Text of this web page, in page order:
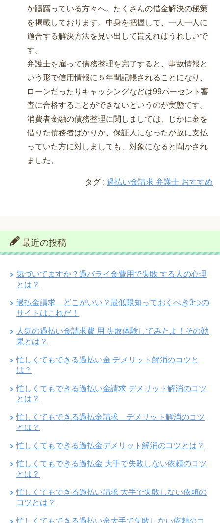
か躊躇っている方々へ。たくさんの借金解決の秘策
を掲載しております。中身を把握して、一人一人に
適合する解決方法を見い出して貰えればうれしいで
す。
弁護士を雇って債務整理を完了すると、事故情報と
いう形で信用情報に５年間記帳されることになり、
ローンだったりキャッシングなどは99パーセント審
査に合格することができないというのが実態です。
消費者金融の債務整理に関しましては、じかに金を
借りた債務者ばかりか、保証人になったが故に支払
っていた方に対しましても、対象になると聞かされ
ました。
タグ : 過払い金請求 弁護士 おすすめ
最近の投稿
気づいてますか？過バライ金費用で失敗 する人の心理
とは？
過払金請求 どこがいい？最低限知っておくべき3つの
サイトはこれだ！
人気の過払い金請求費 用 失敗体験してみたよ！その効
果とは？
忙しくてもできる過払い金 デメリット解消のコツと
は？
忙しくてもできる過払い金請求 デメリット解消のコツ
とは？
忙しくてもできる過払金請求 デメリット解消のコツ
とは？
忙しくてもできる過払金デメリット解消のコツとは？
忙しくてもできる過払金 大手で失敗しない依頼のコツ
とは？
忙しくてもできる過払い請求 大手で失敗しない依頼の
コツとは？
忙しくてもできる過払い金大手で失敗しない依頼のコ